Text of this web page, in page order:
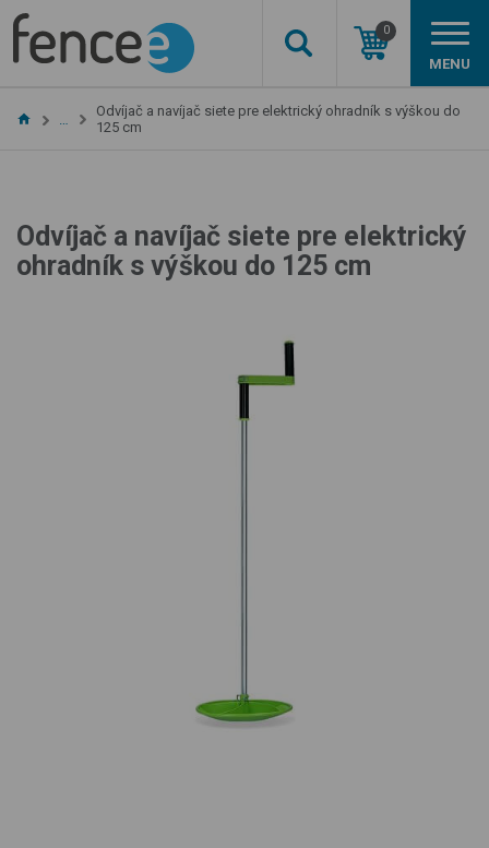
0
MENU
…
Odvíjač a navíjač siete pre elektrický ohradník s výškou do
125 cm
Odvíjač a navíjač siete pre elektrický
ohradník s výškou do 125 cm